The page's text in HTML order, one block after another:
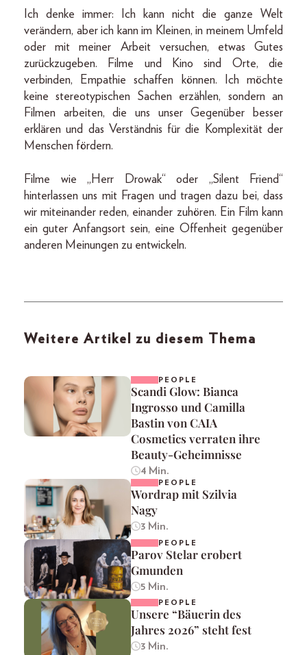
Ich denke immer: Ich kann nicht die ganze Welt
verändern, aber ich kann im Kleinen, in meinem Umfeld
oder mit meiner Arbeit versuchen, etwas Gutes
zurückzugeben. Filme und Kino sind Orte, die
verbinden, Empathie schaffen können. Ich möchte
keine stereotypischen Sachen erzählen, sondern an
Filmen arbeiten, die uns unser Gegenüber besser
erklären und das Verständnis für die Komplexität der
Menschen fördern.
Filme wie „Herr Drowak“ oder „Silent Friend“
hinterlassen uns mit Fragen und tragen dazu bei, dass
wir miteinander reden, einander zuhören. Ein Film kann
ein guter Anfangsort sein, eine Offenheit gegenüber
anderen Meinungen zu entwickeln.
Weitere Artikel zu diesem Thema
PEOPLE
Scandi Glow: Bianca
Ingrosso und Camilla
Bastin von CAIA
Cosmetics verraten ihre
Beauty-Geheimnisse
4 Min.
PEOPLE
Wordrap mit Szilvia
Nagy
3 Min.
PEOPLE
Parov Stelar erobert
Gmunden
5 Min.
PEOPLE
Unsere “Bäuerin des
Jahres 2026” steht fest
3 Min.